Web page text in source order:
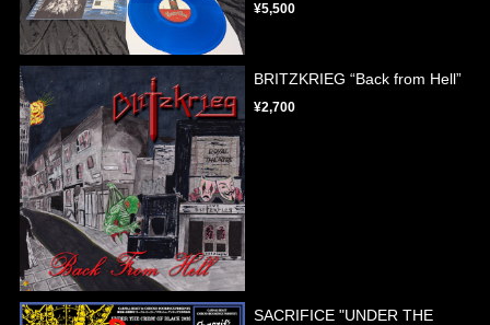
¥5,500
BRITZKRIEG “Back from Hell”
¥2,700
SACRIFICE "UNDER THE